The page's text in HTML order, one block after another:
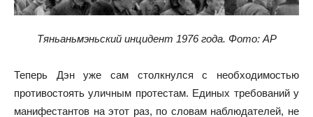
Тяньаньмэньский инцидент 1976 года. Фото: AP
Теперь Дэн уже сам столкнулся с необходимостью
противостоять уличным протестам. Единых требований у
манифестантов на этот раз, по словам наблюдателей, не